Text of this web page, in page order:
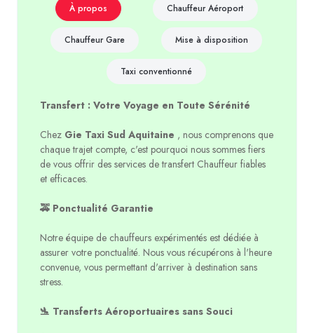
À propos Chauffeur Aéroport
Chauffeur Gare Mise à disposition
Taxi conventionné
Transfert : Votre Voyage en Toute Sérénité
Chez Gie Taxi Sud Aquitaine , nous comprenons que
chaque trajet compte, c'est pourquoi nous sommes fiers
de vous offrir des services de transfert Chauffeur fiables
et efficaces.
🚕 Ponctualité Garantie
Notre équipe de chauffeurs expérimentés est dédiée à
assurer votre ponctualité. Nous vous récupérons à l'heure
convenue, vous permettant d'arriver à destination sans
stress.
🛬 Transferts Aéroportuaires sans Souci